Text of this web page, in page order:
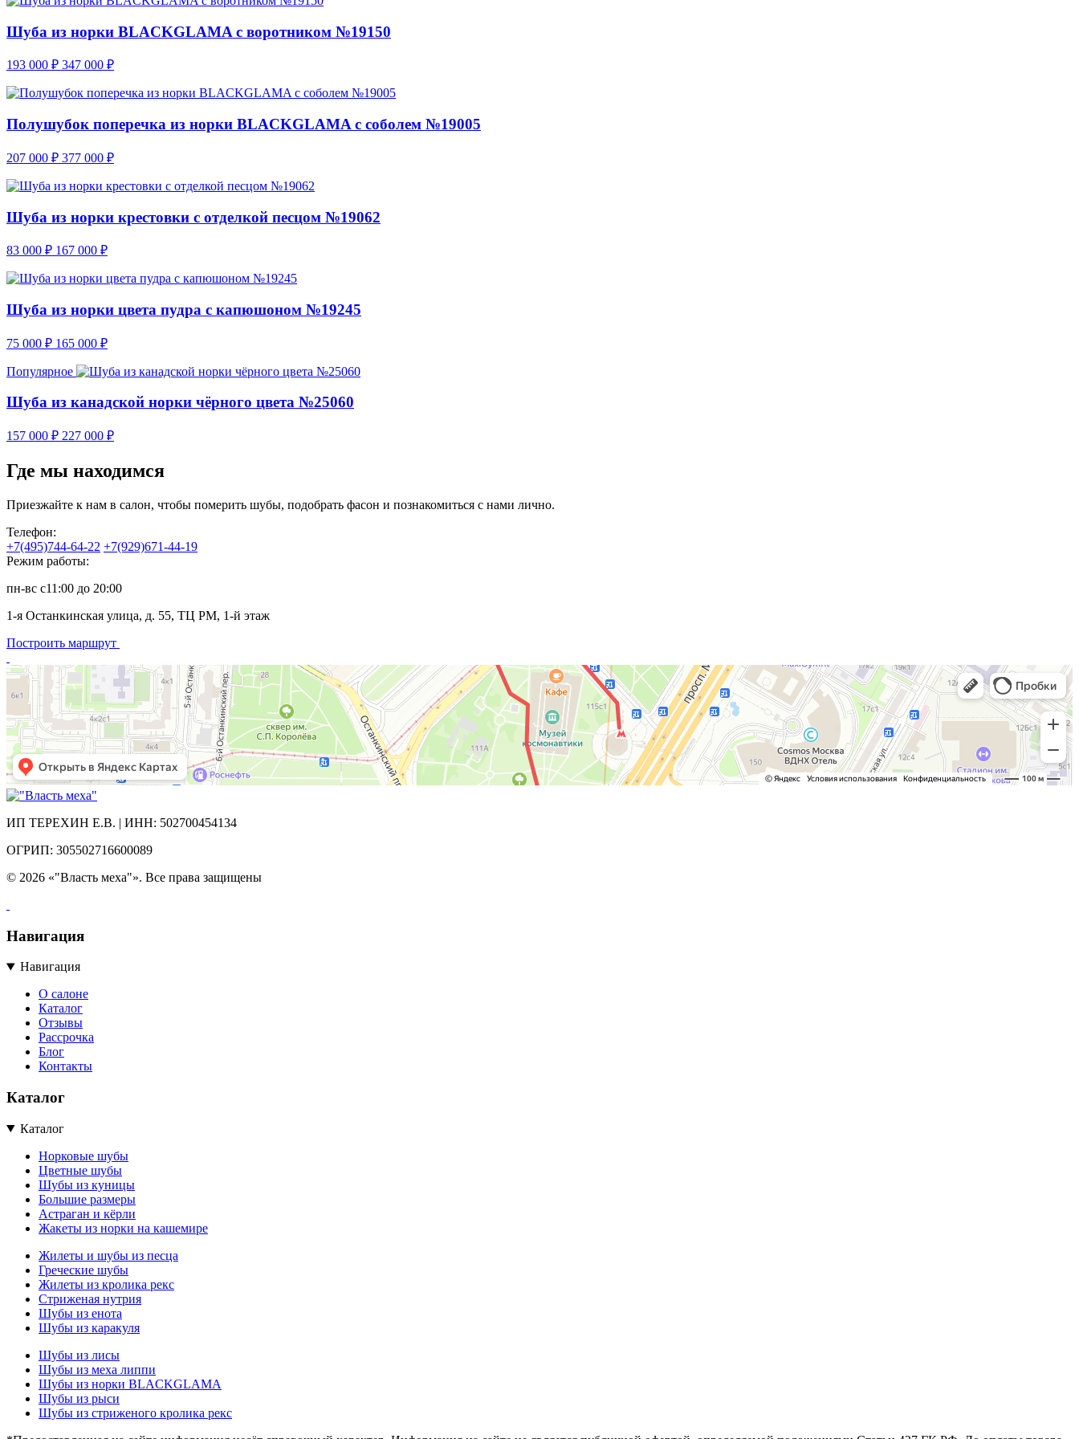
Шуба из норки BLACKGLAMA с воротником №19150
193 000 ₽ 347 000 ₽
Полушубок поперечка из норки BLACKGLAMA с соболем №19005
207 000 ₽ 377 000 ₽
Шуба из норки крестовки с отделкой песцом №19062
83 000 ₽ 167 000 ₽
Шуба из норки цвета пудра с капюшоном №19245
75 000 ₽ 165 000 ₽
Популярное
Шуба из канадской норки чёрного цвета №25060
157 000 ₽ 227 000 ₽
Где мы находимся
Приезжайте к нам в салон, чтобы померить шубы, подобрать фасон и познакомиться с нами лично.
Телефон:
+7(495)744-64-22 +7(929)671-44-19
Режим работы:
пн-вс с11:00 до 20:00
1-я Останкинская улица, д. 55, ТЦ РМ, 1-й этаж
Построить маршрут
ИП ТЕРЕХИН Е.В. | ИНН: 502700454134
ОГРИП: 305502716600089
© 2026 «"Власть меха"». Все права защищены
Навигация
Навигация
О салоне
Каталог
Отзывы
Рассрочка
Блог
Контакты
Каталог
Каталог
Норковые шубы
Цветные шубы
Шубы из куницы
Большие размеры
Астраган и кёрли
Жакеты из норки на кашемире
Жилеты и шубы из песца
Греческие шубы
Жилеты из кролика рекс
Стриженая нутрия
Шубы из енота
Шубы из каракуля
Шубы из лисы
Шубы из меха липпи
Шубы из норки BLACKGLAMA
Шубы из рыси
Шубы из стриженого кролика рекс